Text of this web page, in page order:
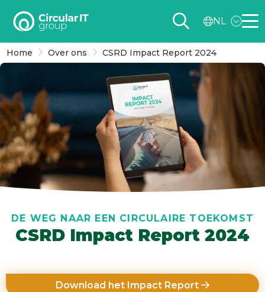
Circular
group
–
NL
Home Over ons CSRD Impact Report 2024
DE WEG NAAR EEN CIRCULAIRE TOEKOMST
CSRD Impact Report 2024
Download het Impact Report